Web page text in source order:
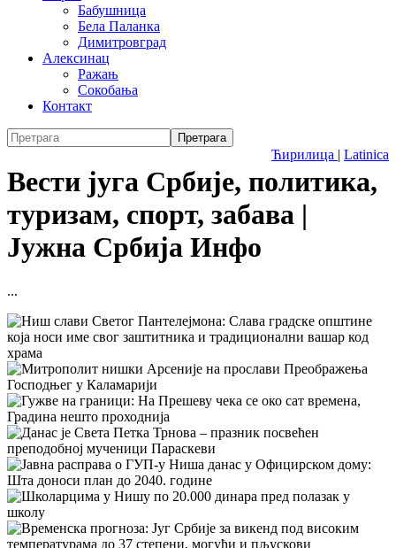
Бабушница
Бела Паланка
Димитровград
Алексинац
Ражањ
Сокобања
Контакт
Ћирилица | Latinica
Вести југа Србије, политика,
туризам, спорт, забава |
Јужна Србија Инфо
...